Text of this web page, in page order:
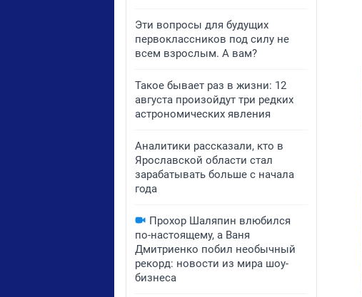
Эти вопросы для будущих
первоклассников под силу не
всем взрослым. А вам?
Такое бывает раз в жизни: 12
августа произойдут три редких
астрономических явления
Аналитики рассказали, кто в
Ярославской области стал
зарабатывать больше с начала
года
Прохор Шаляпин влюбился
по-настоящему, а Ваня
Дмитриенко побил необычный
рекорд: новости из мира шоу-
бизнеса